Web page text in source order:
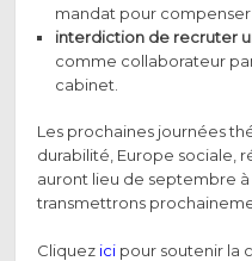
mandat pour compenser
interdiction de recruter
comme collaborateur
cabinet.
Les prochaines journées
durabilité, Europe sociale,
auront lieu de septembre
transmettrons
Cliquez ici pour soutenir la